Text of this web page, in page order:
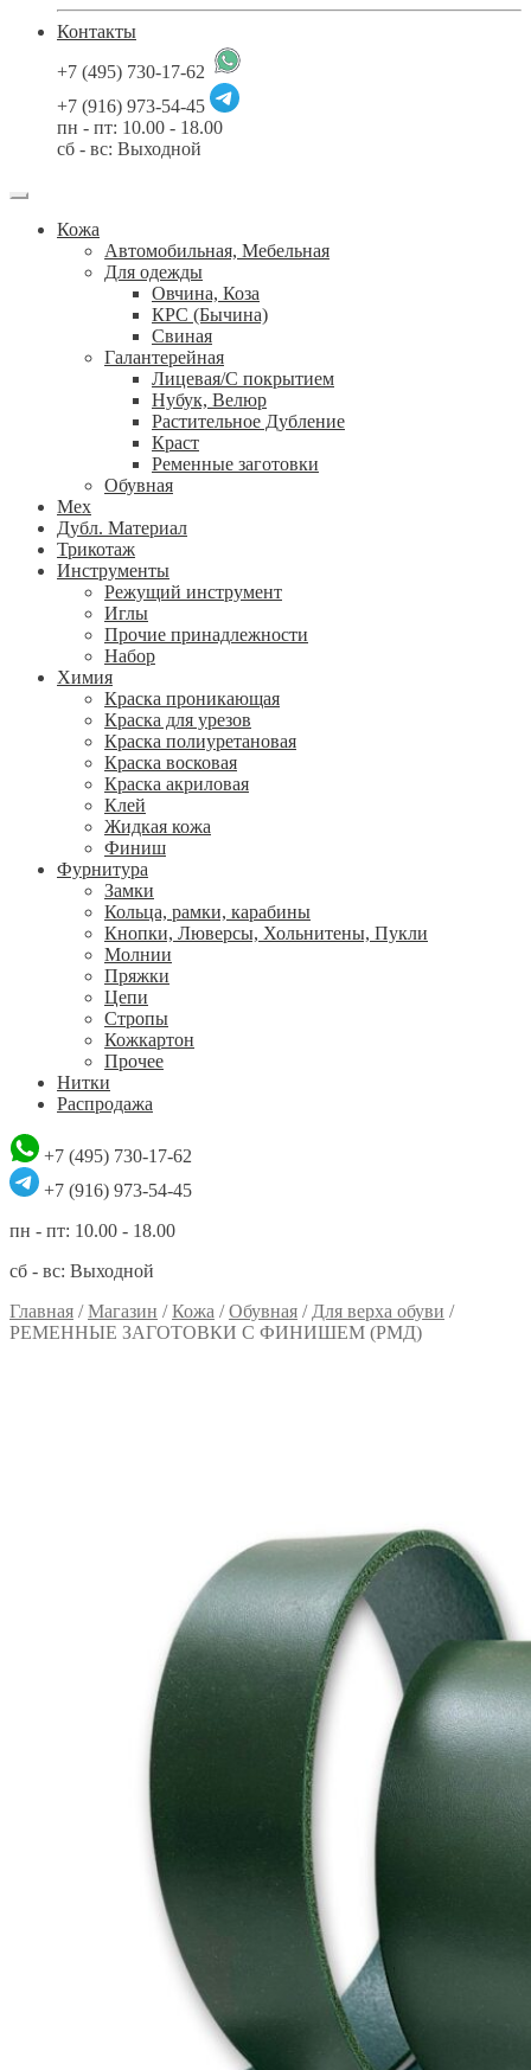
Контакты
+7 (495) 730-17-62
+7 (916) 973-54-45
пн - пт: 10.00 - 18.00
сб - вс: Выходной
Кожа
Автомобильная, Мебельная
Для одежды
Овчина, Коза
КРС (Бычина)
Свиная
Галантерейная
Лицевая/С покрытием
Нубук, Велюр
Растительное Дубление
Краст
Ременные заготовки
Обувная
Мех
Дубл. Материал
Трикотаж
Инструменты
Режущий инструмент
Иглы
Прочие принадлежности
Набор
Химия
Краска проникающая
Краска для урезов
Краска полиуретановая
Краска восковая
Краска акриловая
Клей
Жидкая кожа
Финиш
Фурнитура
Замки
Кольца, рамки, карабины
Кнопки, Люверсы, Хольнитены, Пукли
Молнии
Пряжки
Цепи
Стропы
Кожкартон
Прочее
Нитки
Распродажа
+7 (495) 730-17-62
+7 (916) 973-54-45
пн - пт: 10.00 - 18.00
сб - вс: Выходной
Главная /Магазин /Кожа /Обувная / Для верха обуви /
РЕМЕННЫЕ ЗАГОТОВКИ С ФИНИШЕМ (РМД)